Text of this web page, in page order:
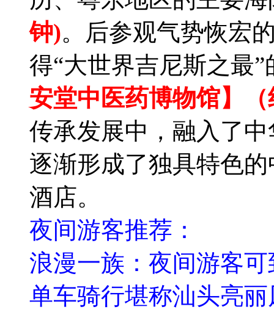
钟)。后参观气势恢宏
得“大世界吉尼斯之
安堂中医药博物馆】
传承发展中，融入了
逐渐形成了独具特色
酒店。
夜间游客推荐：
浪漫一族：夜间游客
单车骑行堪称汕头亮